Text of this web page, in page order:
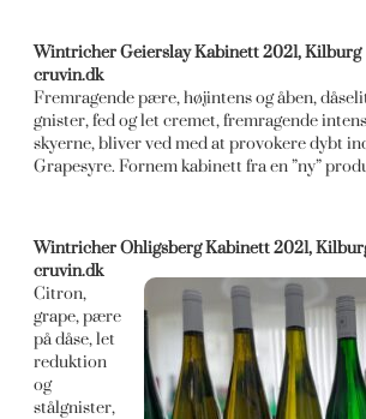
Wintricher Geierslay Kabinett 2021, Kilburg
cruvin.dk
Fremragende pære, højintens og åben,
gnister, fed og let cremet, fremragende
skyerne, bliver ved med at provokere dybt
Grapesyre. Fornem kabinett fra en ”ny”
Wintricher Ohligsberg Kabinett 2021,
cruvin.dk
Citron,
grape, pære
på dåse, let
reduktion
og
stålgnister,